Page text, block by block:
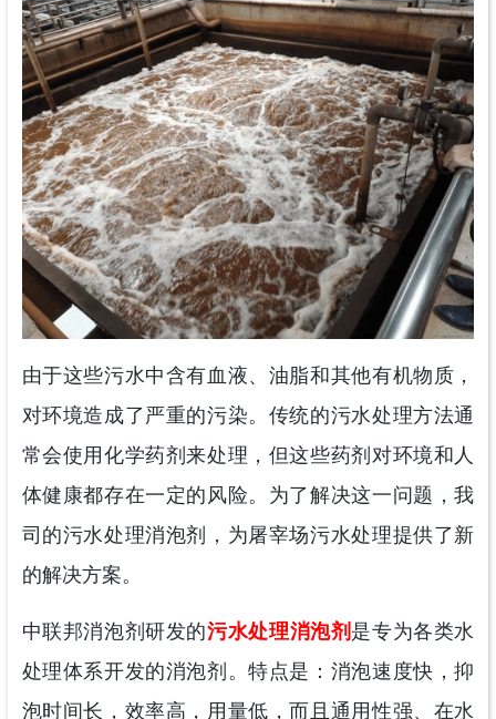
由于这些污水中含有血液、油脂和其他有机物质，
对环境造成了严重的污染。传统的污水处理方法通
常会使用化学药剂来处理，但这些药剂对环境和人
体健康都存在一定的风险。为了解决这一问题，我
司的污水处理消泡剂，为屠宰场污水处理提供了新
的解决方案。
中联邦消泡剂研发的污水处理消泡剂 是专为各类水
处理体系开发的消泡剂。特点是：消泡速度快，抑
泡时间长，效率高，用量低，而且通用性强、在水